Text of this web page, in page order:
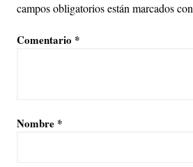
campos obligatorios están marcados con
Comentario *
Nombre *